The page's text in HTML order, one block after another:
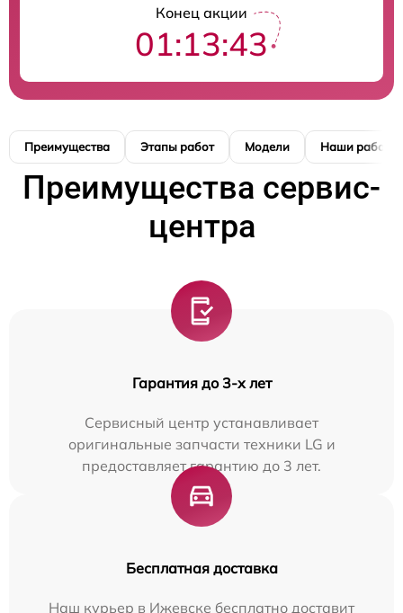
Конец акции
01:13:42
Преимущества Этапы работ Модели Наши работы
Преимущества сервис-
центра
Гарантия до 3-х лет
Сервисный центр устанавливает
оригинальные запчасти техники LG и
предоставляет гарантию до 3 лет.
Бесплатная доставка
Наш курьер в Ижевске бесплатно доставит